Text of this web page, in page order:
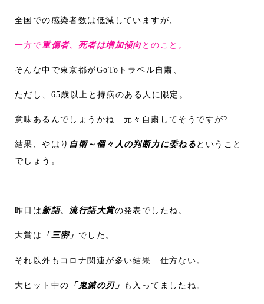
全国での感染者数は低減していますが、
一方で重傷者、死者は増加傾向とのこと。
そんな中で東京都がGoToトラベル自粛、
ただし、65歳以上と持病のある人に限定。
意味あるんでしょうかね…元々自粛してそうですが?
結果、やはり 自衛～個々人の判断力に委ねるということ
でしょう。
昨日は新語、流行語大賞の発表でしたね。
大賞は 「三密」 でした。
それ以外もコロナ関連が多い結果…仕方ない。
大ヒット中の 「鬼滅の刃」 も入ってましたね。